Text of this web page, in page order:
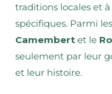
traditions locales et
spécifiques. Parmi
Camembert et le
seulement par leur
et leur histoire.